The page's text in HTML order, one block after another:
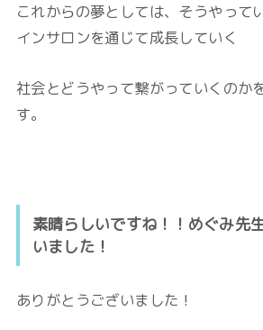
これからの夢としては、そうやって
インサロンを通じて成長していく
社会とどうやって繋がっていくのか
す。
素晴らしいですね！！めぐみ先
いました！
ありがとうございました！